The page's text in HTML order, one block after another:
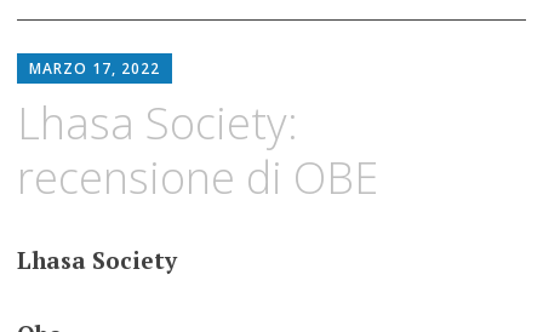
to
content
MARZO 17, 2022
Lhasa Society:
recensione di OBE
Lhasa Society